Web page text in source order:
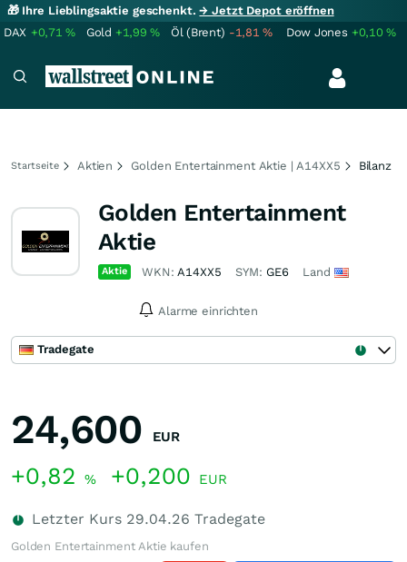
🎁 Ihre Lieblingsaktie geschenkt.→ Jetzt Depot eröffnen
DAX +0,71% Gold +1,99% Öl (Brent) -1,81% Dow Jones +0,10%
Startseite Aktien Golden Entertainment Aktie | A14XX5 Bilanz
Golden Entertainment
Aktie
Aktie WKN:A14XX5 SYM: GE6 Land
Alarme einrichten
Tradegate
24,600 EUR
+0,82 % +0,200 EUR
Letzter Kurs 29.04.26 Tradegate
Golden Entertainment Aktie kaufen